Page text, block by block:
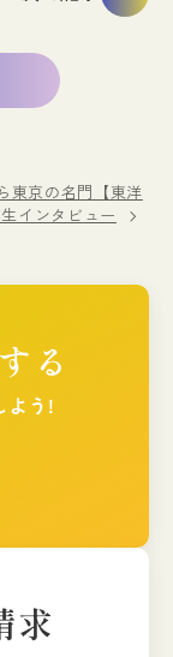
東京の名門【東洋
インタビュー